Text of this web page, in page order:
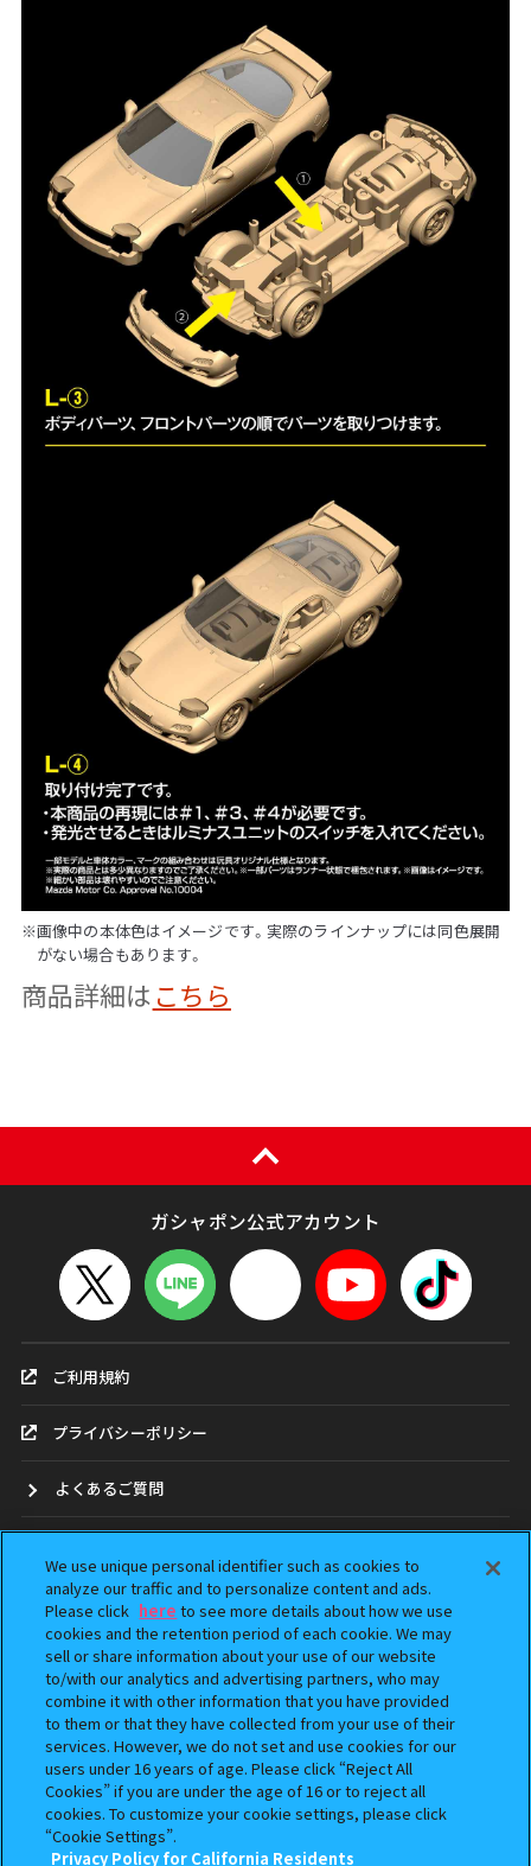
※画像中の本体色はイメージです。実際のラインナップには同色展開
がない場合もあります。
商品詳細はこちら
ガシャポン公式アカウント
ご利用規約
プライバシーポリシー
よくあるご質問
ガシャポンどこ？
アンケート
ウェブアクセシビリティ方針
Do Not Sell or Share My Personal Information
We use unique personal identifier such as cookies to
analyze our traffic and to personalize content and ads.
Please click here to see more details about how we use
cookies and the retention period of each cookie. We may
sell or share information about your use of our website
to/with our analytics and advertising partners, who may
combine it with other information that you have provided
to them or that they have collected from your use of their
services. However, we do not set and use cookies for our
users under 16 years of age. Please click “Reject All
Cookies” if you are under the age of 16 or to reject all
cookies. To customize your cookie settings, please click
“Cookie Settings”.
Privacy Policy for California Residents